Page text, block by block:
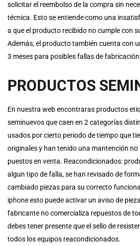
solicitar el reembolso de la compra sin
técnica. Esto se entiende como una
a que el producto recibido no cumple con
Además, el producto también cuenta con
3 meses para posibles fallas de
PRODUCTOS
En nuestra web encontraras productos
seminuevos que caen en 2 categorías
usados por cierto periodo de tiempo que
originales y han tenido una mantención
puestos en venta. Reacondicionados:
algun tipo de falla, se han revisado de
cambiado piezas para su correcto
iphone esto puede activar un aviso de
fabricante no comercializa repuestos de
debes tener presente que el sello de
todos los equipos reacondicionados.